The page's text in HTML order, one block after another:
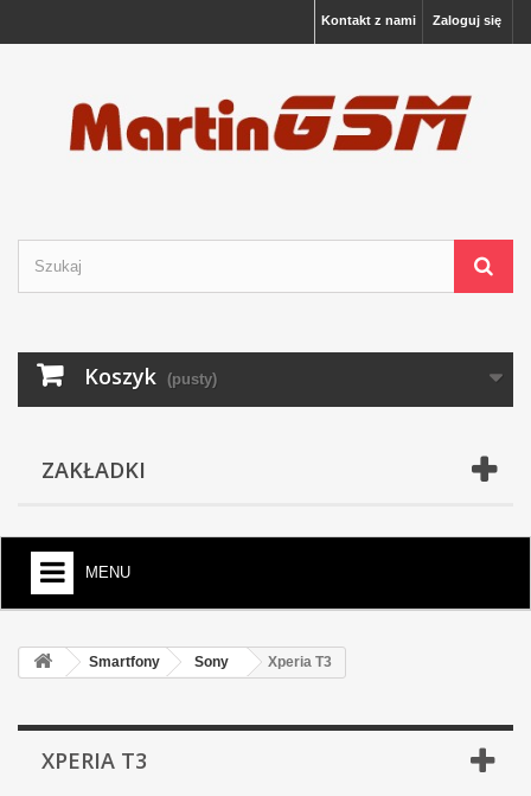
Zaloguj się
Kontakt z nami
Koszyk (pusty)
ZAKŁADKI
MENU
Smartfony Sony Xperia T3
XPERIA T3